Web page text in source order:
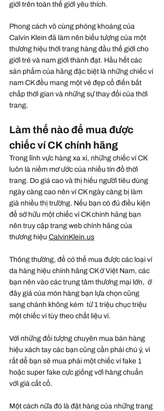
giới trên toàn thế giới yêu thích.
Phong cách vô cùng phóng khoáng của
Calvin Klein đã làm nên biểu tượng của một
thương hiệu thời trang hàng đầu thế giới cho
giới trẻ và nam giới thành đạt. Hầu hết các
sản phẩm của hãng đặc biệt là những chiếc ví
nam CK đều mang một vẻ đẹp cổ điển bất
chấp thời gian và những sự thay đổi của thời
trang.
Làm thế nào để mua được
chiếc ví CK chính hãng
Trong lĩnh vực hàng xa xỉ, những chiếc ví CK
luôn là niềm mơ ước của nhiều tín đồ thời
trang. Do giá cao và thị hiếu người tiêu dùng
ngày càng cao nên ví CK ngày càng bị làm
giả nhiều thị trường. Nếu bạn có đủ điều kiện
để sở hữu một chiếc ví CK chính hãng bạn
nên truy cập trang web chính hãng của
thương hiệu CalvinKlein.us
Thông thường, để có thể mua được các loại ví
da hàng hiệu chính hãng CK ở Việt Nam, các
bạn nên vào các trung tâm thương mại lớn,  ở
đây giá của món hàng bạn lựa chọn cũng
sang chảnh không kém  từ 1 triệu chục triệu
một chiếc ví tùy theo chất liệu ví.
Với những đối tượng chuyên mua bán hàng
hiệu xách tay các bạn cũng cần phải chú ý, vì
rất dễ bạn sẽ mua phải một chiếc ví fake 1
hoặc super fake cực giống với hàng chuẩn
với giá cắt cổ.
Một cách nữa đó là đặt hàng của những trang